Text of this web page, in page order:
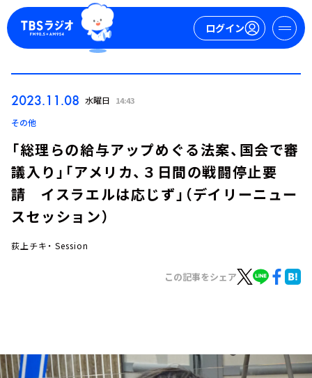
ログイン
今日の番組表
YouTube
会社情報
2023.11.08 水曜日 14:43
その他
「総理らの給与アップめぐる法案、国会で審
議入り」「アメリカ、３日間の戦闘停止要
請 イスラエルは応じず」（デイリーニュー
スセッション）
荻上チキ・ Session
この記事をシェア